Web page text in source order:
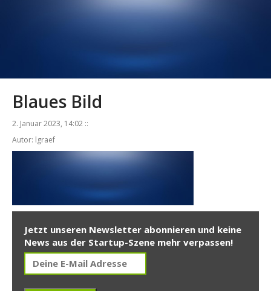
Blaues Bild
2. Januar 2023, 14:02 ::
Autor: lgraef
Jetzt unseren Newsletter abonnieren und keine
News aus der Startup-Szene mehr verpassen!